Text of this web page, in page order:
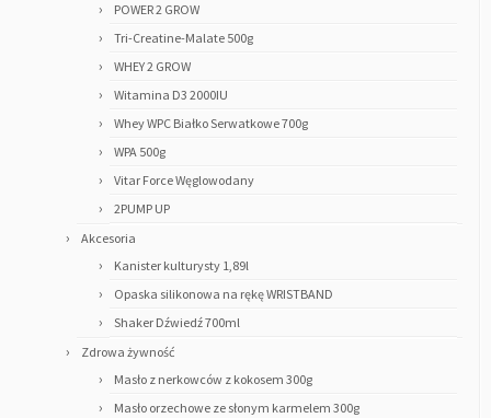
POWER 2 GROW
Tri-Creatine-Malate 500g
WHEY 2 GROW
Witamina D3 2000IU
Whey WPC Białko Serwatkowe 700g
WPA 500g
Vitar Force Węglowodany
2PUMP UP
Akcesoria
Kanister kulturysty 1,89l
Opaska silikonowa na rękę WRISTBAND
Shaker Dźwiedź 700ml
Zdrowa żywność
Masło z nerkowców z kokosem 300g
Masło orzechowe ze słonym karmelem 300g